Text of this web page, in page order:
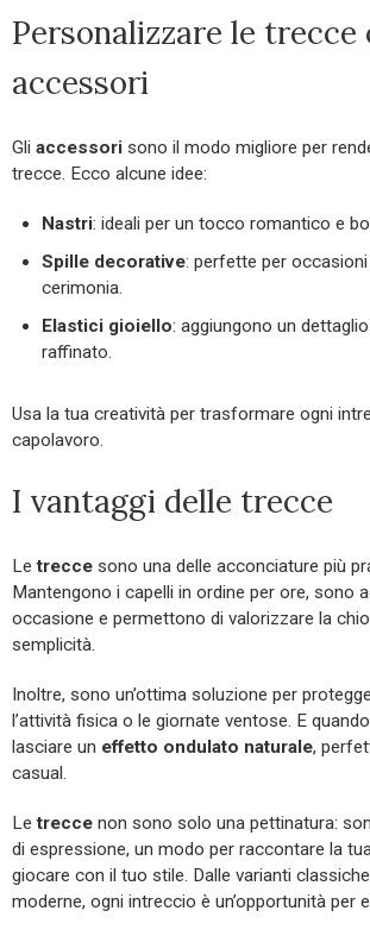
Personalizzare le trecce
accessori
Gli accessori sono il modo migliore per
trecce. Ecco alcune idee:
Nastri: ideali per un tocco romantico e
Spille decorative: perfette per
cerimonia.
Elastici gioiello: aggiungono un
raffinato.
Usa la tua creatività per trasformare ogni
capolavoro.
I vantaggi delle trecce
Letrecce sono una delle acconciature più
Mantengono i capelli in ordine per ore, sono
occasione e permettono di valorizzare la
semplicità.
Inoltre, sono un’ottima soluzione per
l’attività fisica o le giornate ventose. E
lasciare un effetto ondulato naturale,
casual.
Letrecce non sono solo una pettinatura:
di espressione, un modo per raccontare la
giocare con il tuo stile. Dalle varianti
moderne, ogni intreccio è un’opportunità per